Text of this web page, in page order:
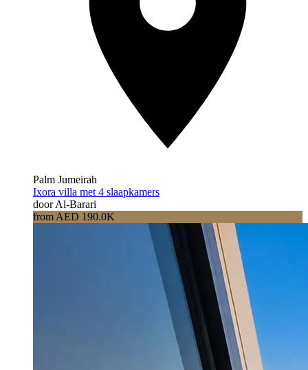
Palm Jumeirah
Ixora villa met 4 slaapkamers
door Al-Barari
from AED 190.0K